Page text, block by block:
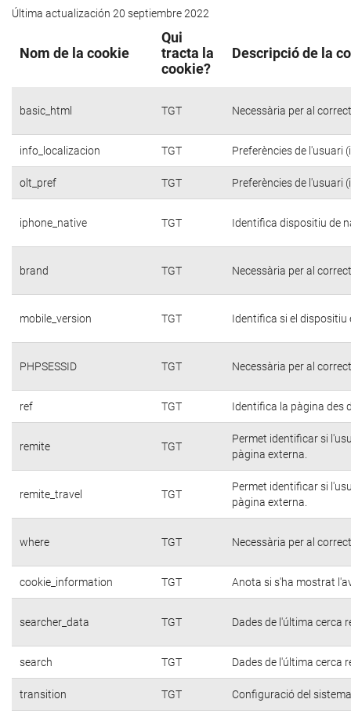
Última actualización 20 septiembre 2022
Nom de la cookie
Qui
tracta la
cookie?
Descripció de la
basic_html TGT Necessària per al
info_localizacion TGT Preferències de l'usuari
olt_pref TGT Preferències de l'usuari
iphone_native TGT Identifica dispositiu de
brand TGT Necessària per al
mobile_version TGT Identifica si el dispositiu
PHPSESSID TGT Necessària per al
ref TGT Identifica la pàgina des
remite TGT
Permet identificar si
pàgina externa.
remite_travel TGT
Permet identificar si
pàgina externa.
where TGT Necessària per al
cookie_information TGT Anota si s'ha mostrat
searcher_data TGT Dades de l'última cerca
search TGT Dades de l'última cerca
transition TGT Configuració del